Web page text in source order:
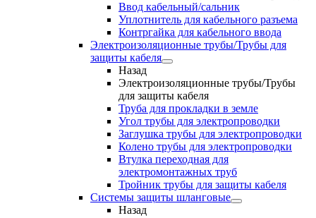
Ввод кабельный/сальник
Уплотнитель для кабельного разъема
Контргайка для кабельного ввода
Электроизоляционные трубы/Трубы для
защиты кабеля
Назад
Электроизоляционные трубы/Трубы
для защиты кабеля
Труба для прокладки в земле
Угол трубы для электропроводки
Заглушка трубы для электропроводки
Колено трубы для электропроводки
Втулка переходная для
электромонтажных труб
Тройник трубы для защиты кабеля
Системы защиты шланговые
Назад